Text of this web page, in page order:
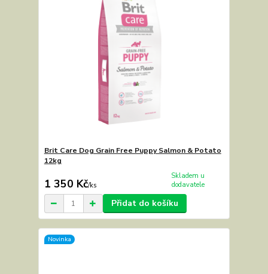
Brit Care Dog Grain Free Puppy Salmon & Potato
12kg
1 350 Kč/ks
Skladem u
dodavatele
Přidat do košíku
Novinka